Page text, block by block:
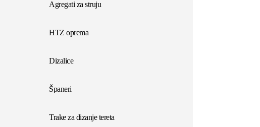
Agregati za struju
HTZ oprema
Dizalice
Španeri
Trake za dizanje tereta